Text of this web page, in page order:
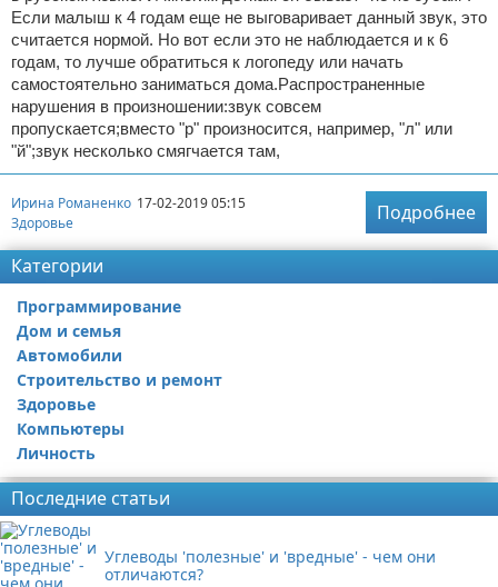
Если малыш к 4 годам еще не выговаривает данный звук, это
считается нормой. Но вот если это не наблюдается и к 6
годам, то лучше обратиться к логопеду или начать
самостоятельно заниматься дома.Распространенные
нарушения в произношении:звук совсем
пропускается;вместо "р" произносится, например, "л" или
"й";звук несколько смягчается там,
Ирина Романенко 17-02-2019 05:15
Здоровье
Подробнее
Категории
Программирование
Дом и семья
Автомобили
Строительство и ремонт
Здоровье
Компьютеры
Личность
Последние статьи
Углеводы 'полезные' и 'вредные' - чем они
отличаются?